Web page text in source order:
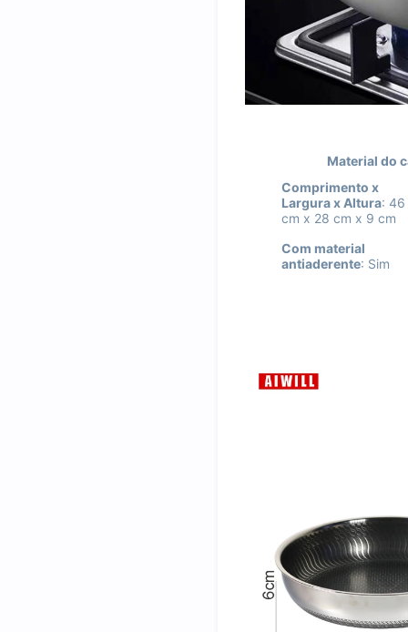
Material do
Comprimento x
Largura x Altura: 46
cm x 28 cm x 9 cm
Com material
antiaderente: Sim